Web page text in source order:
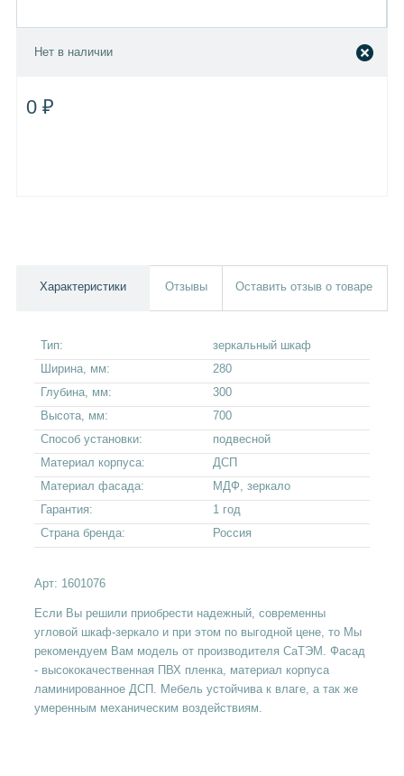
Нет в наличии
0 ₽
Характеристики Отзывы Оставить отзыв о товаре
Тип:
зеркальный шкаф
Ширина, мм:
280
Глубина, мм:
300
Высота, мм:
700
Способ установки:
подвесной
Материал корпуса:
ДСП
Материал фасада:
МДФ, зеркало
Гарантия:
1 год
Страна бренда:
Россия
Арт: 1601076
Если Вы решили приобрести надежный, современны
угловой шкаф-зеркало и при этом по выгодной цене, то Мы
рекомендуем Вам модель от производителя СаТЭМ. Фасад
- высококачественная ПВХ пленка, материал корпуса
ламинированное ДСП. Мебель устойчива к влаге, а так же
умеренным механическим воздействиям.